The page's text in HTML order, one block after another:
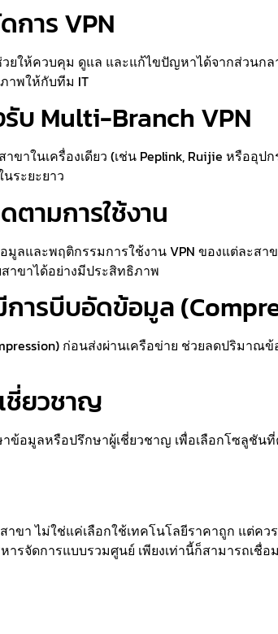
การ VPN
ยให้ควบคุม ดูแล และแก้ไขปัญหาได้จากส่วนกล
าพให้กับทีม IT
บ Multi-Branch VPN
าในเครื่องเดียว (เช่น Peplink, Ruijie หรืออุ
ระยะยาว
ตามการใช้งาน
ลและพฤติกรรมการใช้งาน VPN ของแต่ละสา
าขาได้อย่างมีประสิทธิภาพ
การบีบอัดข้อมูล
ก่อนส่งผ่านเครือข่าย ช่วยลดปริมา
ชี่ยวชาญ
ข้อมูลหรือปรึกษาผู้เชี่ยวชาญ เพื่อเลือกโซลูชั
าขา ไม่ใช่แค่เลือกใช้เทคโนโลยีราคาถูก แต่
รจัดการแบบรวมศูนย์ เพียงเท่านี้ก็สามารถเ